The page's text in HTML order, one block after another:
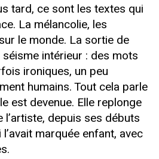
tard, ce sont les textes qui
La mélancolie, les
le monde. La sortie de
intérieur : des mots
ironiques, un peu
humains. Tout cela parle
est devenue. Elle replonge
depuis ses débuts
marquée enfant, avec